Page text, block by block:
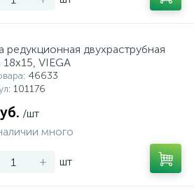
редукционная двухраструбная
18х15, VIEGA
: 46633
: 101176
/шт
много
+ шт